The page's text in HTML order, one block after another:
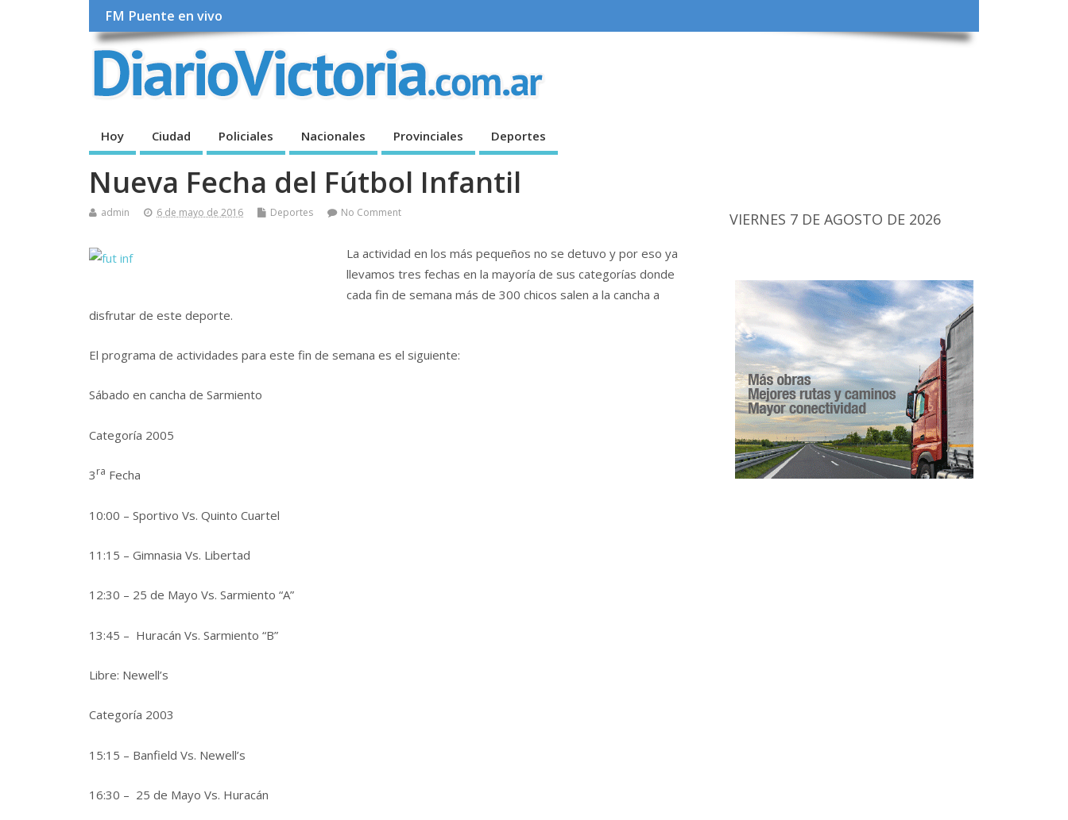
FM Puente en vivo
Hoy Ciudad Policiales Nacionales Provinciales Deportes
Nueva Fecha del Fútbol Infantil
admin 6 de mayo de 2016 Deportes No Comment
La actividad en los más pequeños no se detuvo y por eso ya
llevamos tres fechas en la mayoría de sus categorías donde
cada fin de semana más de 300 chicos salen a la cancha a
disfrutar de este deporte.
El programa de actividades para este fin de semana es el siguiente:
Sábado en cancha de Sarmiento
Categoría 2005
3ra Fecha
10:00 – Sportivo Vs. Quinto Cuartel
11:15 – Gimnasia Vs. Libertad
12:30 – 25 de Mayo Vs. Sarmiento “A”
13:45 – Huracán Vs. Sarmiento “B”
Libre: Newell’s
Categoría 2003
15:15 – Banfield Vs. Newell’s
16:30 – 25 de Mayo Vs. Huracán
VIERNES 7 DE AGOSTO DE 2026